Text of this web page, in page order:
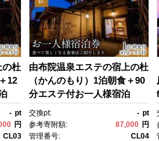
の杜
12
ク
ク
- pt
円
CL03
由布院温泉エステの宿上の杜
（かんのもり）1泊朝食＋90
分エステ付お一人様宿泊
券 | 宿泊券 宿泊 旅行券 温
泉 観光 旅行 ホテル 旅館 ク
ーポン チケット トラベルク
交換pt: - pt
参考寄附額:
87,000 円
管理番号:
CL04